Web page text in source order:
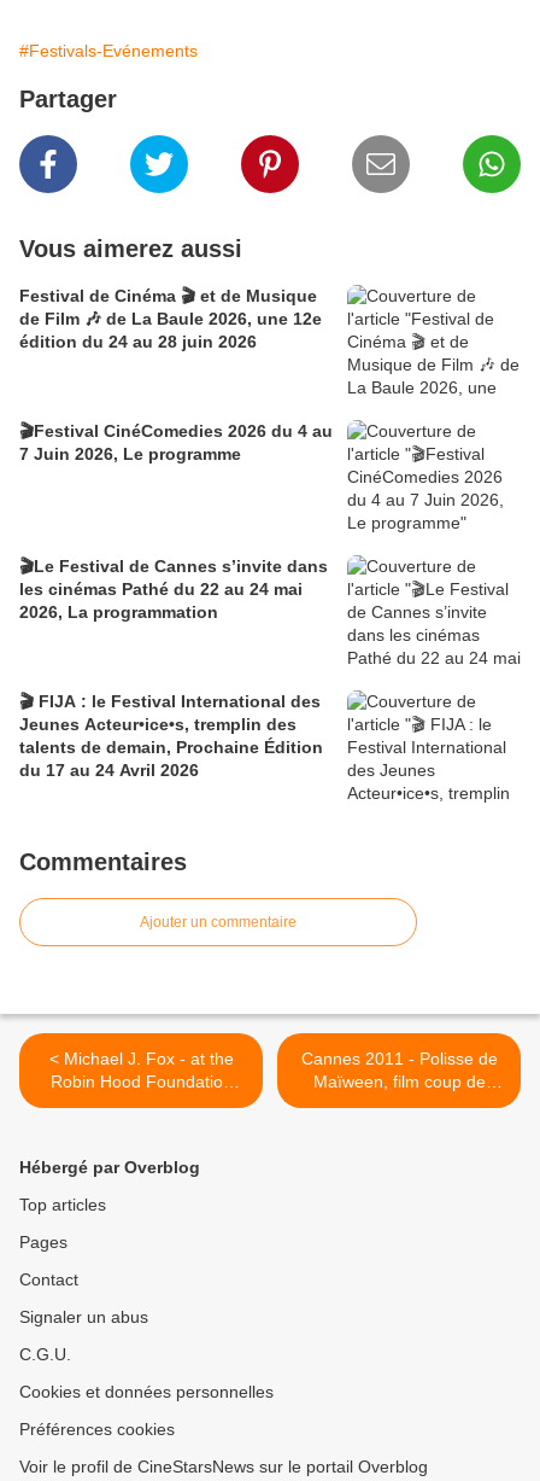
#Festivals-Evénements
Partager
Vous aimerez aussi
Festival de Cinéma 🎬 et de Musique
de Film 🎶 de La Baule 2026, une 12e
édition du 24 au 28 juin 2026
🎬Festival CinéComedies 2026 du 4 au
7 Juin 2026, Le programme
🎬Le Festival de Cannes s’invite dans
les cinémas Pathé du 22 au 24 mai
2026, La programmation
🎬 FIJA : le Festival International des
Jeunes Acteur•ice•s, tremplin des
talents de demain, Prochaine Édition
du 17 au 24 Avril 2026
Commentaires
Ajouter un commentaire
< Michael J. Fox - at the
Robin Hood Foundation
Gala
Cannes 2011 - Polisse de
Maïween, film coup de
poing >
Hébergé par Overblog
Top articles
Pages
Contact
Signaler un abus
C.G.U.
Cookies et données personnelles
Préférences cookies
Voir le profil de CineStarsNews sur le portail Overblog